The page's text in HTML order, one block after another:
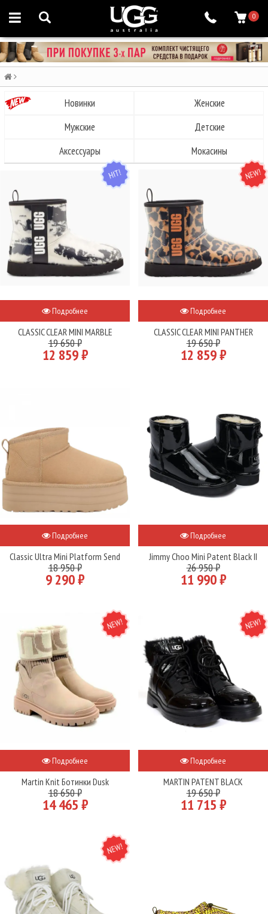
0
Новинки
Женские
Мужские
Детские
Аксессуары
Мокасины
HIT
Подробнее
CLASSIC CLEAR MINI MARBLE
19 650 ₽
12 859 ₽
NEW
Подробнее
CLASSIC CLEAR MINI PANTHER
19 650 ₽
12 859 ₽
Подробнее
Classic Ultra Mini Platform Send
18 950 ₽
9 290 ₽
Подробнее
Jimmy Choo Mini Patent Black II
26 950 ₽
11 990 ₽
NEW
Подробнее
Martin Knit Ботинки Dusk
18 650 ₽
14 465 ₽
NEW
Подробнее
MARTIN PATENT BLACK
19 650 ₽
11 715 ₽
NEW